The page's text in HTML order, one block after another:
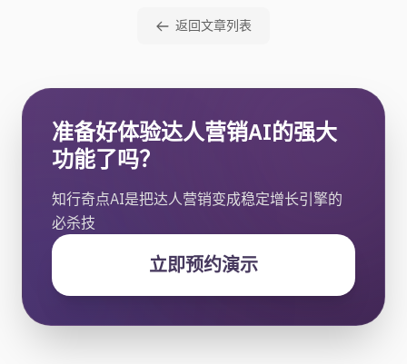
返回文章列表
准备好体验达人营销AI的强大
功能了吗？
知行奇点AI是把达人营销变成稳定增长引擎的
必杀技
立即预约演示